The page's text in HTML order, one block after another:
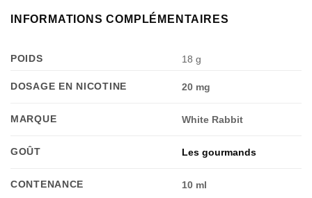
INFORMATIONS COMPLÉMENTAIRES
POIDS 18 g
DOSAGE EN NICOTINE 20 mg
MARQUE White Rabbit
GOÛT Les gourmands
CONTENANCE 10 ml